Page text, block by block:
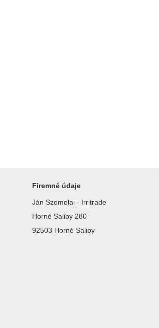
Firemné údaje
Ján Szomolai - Irritrade
Horné Saliby 280
92503 Horné Saliby